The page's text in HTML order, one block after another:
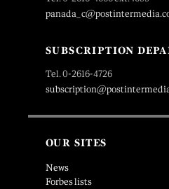
SUBSCRIPTION
Tel. 0-2616-4726
OUR SITES
News
Forbes lists